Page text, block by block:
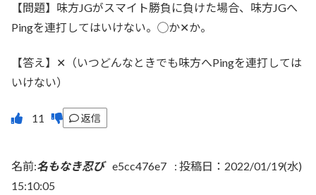
【問題】味方JGがスマイト勝負に負けた場合、味方JGへ
Pingを連打してはいけない。◯か✕か。
【答え】✕（いつどんなときでも味方へPingを連打しては
いけない）
返信
名前:名もなき忍び e5cc476e7 : 投稿日：2022/01/19(水)
15:10:05